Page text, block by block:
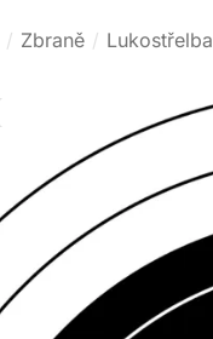
Zbraně Lukostřelba